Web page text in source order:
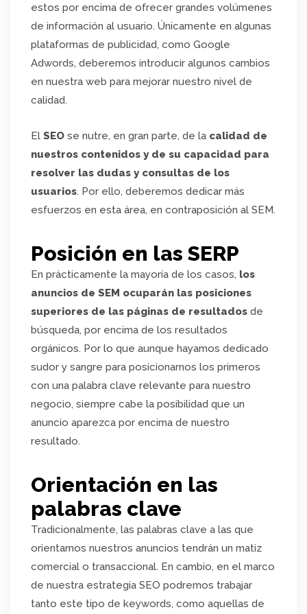
estos por encima de ofrecer grandes volúmenes
de información al usuario. Únicamente en algunas
plataformas de publicidad, como Google
Adwords, deberemos introducir algunos cambios
en nuestra web para mejorar nuestro nivel de
calidad.
El SEO se nutre, en gran parte, de la calidad de
nuestros contenidos y de su capacidad para
resolver las dudas y consultas de los
usuarios. Por ello, deberemos dedicar más
esfuerzos en esta área, en contraposición al SEM.
Posición en las SERP
En prácticamente la mayoría de los casos, los
anuncios de SEM ocuparán las posiciones
superiores de las páginas de resultados de
búsqueda, por encima de los resultados
orgánicos. Por lo que aunque hayamos dedicado
sudor y sangre para posicionarnos los primeros
con una palabra clave relevante para nuestro
negocio, siempre cabe la posibilidad que un
anuncio aparezca por encima de nuestro
resultado.
Orientación en las
palabras clave
Tradicionalmente, las palabras clave a las que
orientamos nuestros anuncios tendrán un matiz
comercial o transaccional. En cambio, en el marco
de nuestra estrategia SEO podremos trabajar
tanto este tipo de keywords, como aquellas de